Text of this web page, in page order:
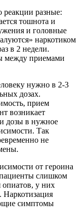
реакции разные:
тошнота и
и головные
наркотиком
в 2 недели.
между приемами
нужно в 2-3
дозах.
прием
возникает
дозы в нужное
Так
не
от героина
слишком
опиатов, у них
Наркотизация
симптомы